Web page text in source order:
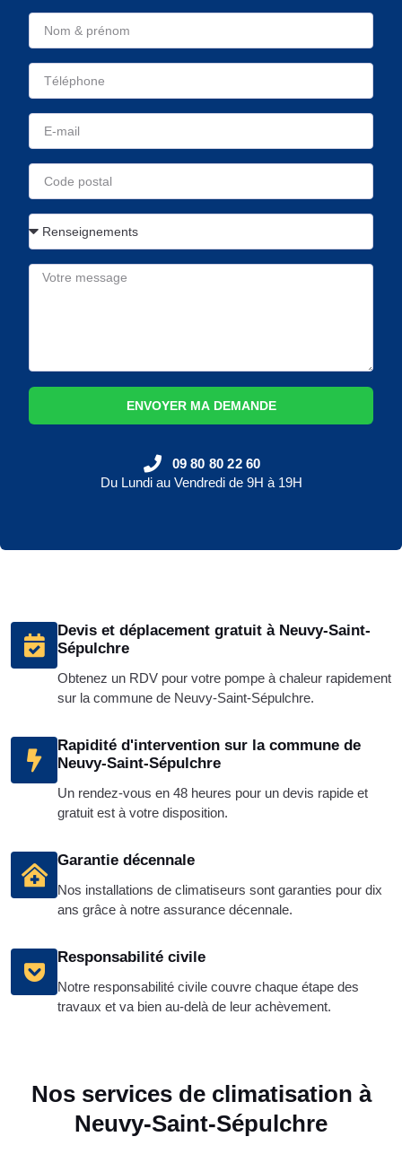
Devis et déplacement gratuit à Neuvy-Saint-
Sépulchre
Obtenez un RDV pour votre pompe à chaleur rapidement
sur la commune de Neuvy-Saint-Sépulchre.
Rapidité d'intervention sur la commune de
Neuvy-Saint-Sépulchre
Un rendez-vous en 48 heures pour un devis rapide et
gratuit est à votre disposition.
Garantie décennale
Nos installations de climatiseurs sont garanties pour dix
ans grâce à notre assurance décennale.
Responsabilité civile
Notre responsabilité civile couvre chaque étape des
travaux et va bien au-delà de leur achèvement.
ENVOYER MA DEMANDE
09 80 80 22 60
Du Lundi au Vendredi de 9H à 19H
Nos services de climatisation à
Neuvy-Saint-Sépulchre